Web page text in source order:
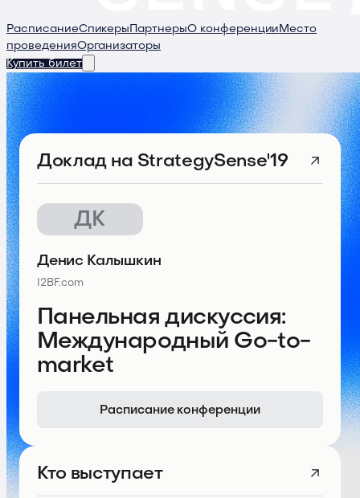
РасписаниеСпикеры ПартнерыО конференции Место
проведенияОрганизаторы
Купить билет
Доклад на StrategySense'19
ДК
Панельная дискуссия:
Международный Go-to-
market
Денис Калышкин
I2BF.com
Расписание конференции
Кто выступает